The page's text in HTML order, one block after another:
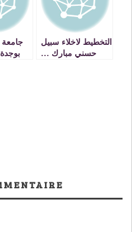
جامعة
بوجدة
التخطيط لاخلاء سبيل
حسني مبارك …